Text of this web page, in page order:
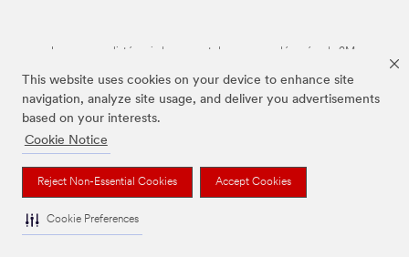
This website uses cookies on your device to enhance site
navigation, analyze site usage, and deliver you advertisements
based on your interests.
Cookie Notice
Reject Non-Essential Cookies Accept Cookies
Cookie Preferences
Les marques listées ci-dessus sont des marques déposées de 3M.